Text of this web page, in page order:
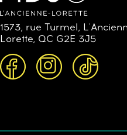
1573, rue Turmel,
Lorette, QC G2E 3J5